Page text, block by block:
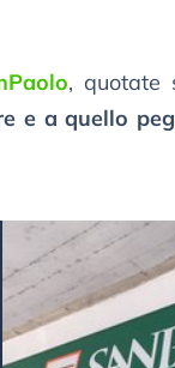
, quotate
e a quello